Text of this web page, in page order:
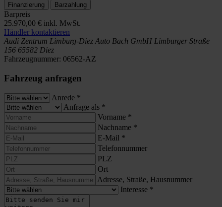
Finanzierung Barzahlung
Barpreis
25.970,00 € inkl. MwSt.
Händler kontaktieren
Audi Zentrum Limburg-Diez Auto Bach GmbH Limburger Straße
156 65582 Diez
Fahrzeugnummer: 06562-AZ
Fahrzeug anfragen
Anrede *
Anfrage als *
Vorname *
Nachname *
E-Mail *
Telefonnummer
PLZ
Ort
Adresse, Straße, Hausnummer
Interesse *